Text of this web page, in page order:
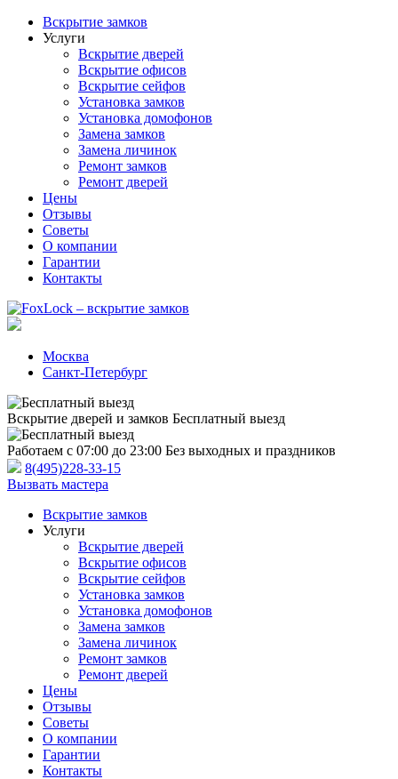
Вскрытие замков
Услуги
Вскрытие дверей
Вскрытие офисов
Вскрытие сейфов
Установка замков
Установка домофонов
Замена замков
Замена личинок
Ремонт замков
Ремонт дверей
Цены
Отзывы
Советы
О компании
Гарантии
Контакты
Москва
Санкт-Петербург
Вскрытие дверей и замков Бесплатный выезд
Работаем с 07:00 до 23:00 Без выходных и праздников
8(495)228-33-15
Вызвать мастера
Вскрытие замков
Услуги
Вскрытие дверей
Вскрытие офисов
Вскрытие сейфов
Установка замков
Установка домофонов
Замена замков
Замена личинок
Ремонт замков
Ремонт дверей
Цены
Отзывы
Советы
О компании
Гарантии
Контакты